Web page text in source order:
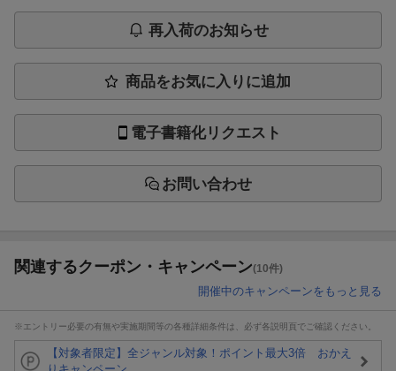
再入荷のお知らせ
商品をお気に入りに追加
電子書籍化リクエスト
お問い合わせ
関連するクーポン・キャンペーン(10件)
開催中のキャンペーンをもっと見る
※エントリー必要の有無や実施期間等の各種詳細条件は、必ず各説明頁でご確認ください。
【対象者限定】全ジャンル対象！ポイント最大3倍 おかえ